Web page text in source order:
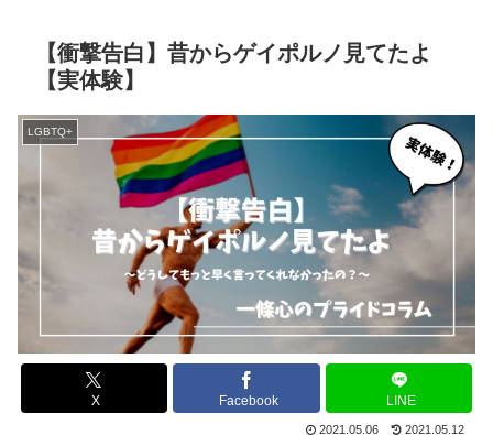
【衝撃告白】昔からゲイポルノ見てたよ
【実体験】
LGBTQ+
X Facebook LINE
2021.05.06 2021.05.12